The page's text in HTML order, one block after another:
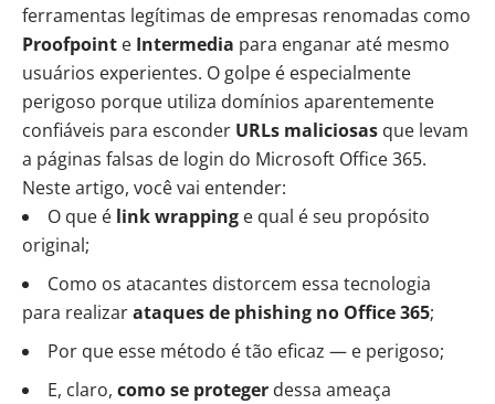
ferramentas legítimas de empresas renomadas como
Proofpoint e Intermedia para enganar até mesmo
usuários experientes. O golpe é especialmente
perigoso porque utiliza domínios aparentemente
confiáveis para esconder URLs maliciosas que levam
a páginas falsas de login do Microsoft Office 365.
Neste artigo, você vai entender:
O que é link wrapping e qual é seu propósito
original;
Como os atacantes distorcem essa tecnologia
para realizarataques de phishing no Office 365;
Por que esse método é tão eficaz — e perigoso;
E, claro, como se proteger dessa ameaça